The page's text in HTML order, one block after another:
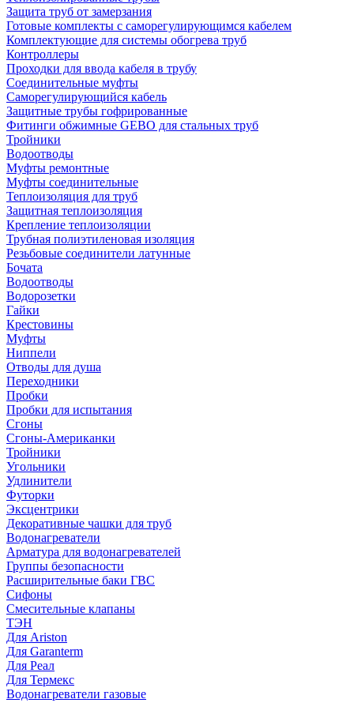
Защита труб от замерзания
Готовые комплекты с саморегулирующимся кабелем
Комплектующие для системы обогрева труб
Контроллеры
Проходки для ввода кабеля в трубу
Соединительные муфты
Саморегулирующийся кабель
Защитные трубы гофрированные
Фитинги обжимные GEBO для стальных труб
Тройники
Водоотводы
Муфты ремонтные
Муфты соединительные
Теплоизоляция для труб
Защитная теплоизоляция
Крепление теплоизоляции
Трубная полиэтиленовая изоляция
Резьбовые соединители латунные
Бочата
Водоотводы
Водорозетки
Гайки
Крестовины
Муфты
Ниппели
Отводы для душа
Переходники
Пробки
Пробки для испытания
Сгоны
Сгоны-Американки
Тройники
Угольники
Удлинители
Футорки
Эксцентрики
Декоративные чашки для труб
Водонагреватели
Арматура для водонагревателей
Группы безопасности
Расширительные баки ГВС
Сифоны
Смесительные клапаны
ТЭН
Для Ariston
Для Garanterm
Для Реал
Для Термекс
Водонагреватели газовые